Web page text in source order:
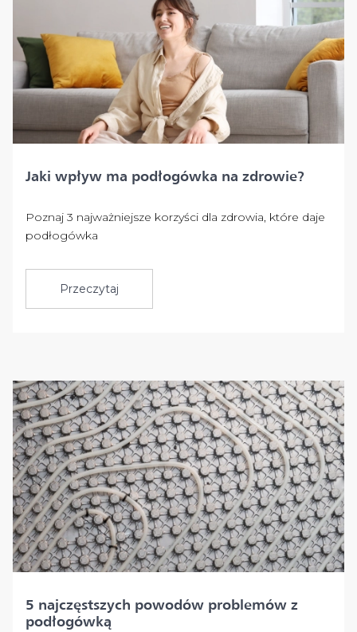
Jaki wpływ ma podłogówka na zdrowie?
Poznaj 3 najważniejsze korzyści dla zdrowia, które daje
podłogówka
Przeczytaj
5 najczęstszych powodów problemów z
podłogówką